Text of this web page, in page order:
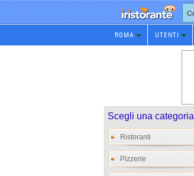
Prenotazione
Ristorante
ROMA UTENTI
Scegli una categoria
Ristoranti
Pizzerie